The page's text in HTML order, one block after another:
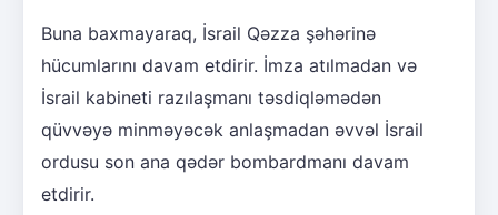
Buna baxmayaraq, İsrail Qəzza şəhərinə
hücumlarını davam etdirir. İmza atılmadan və
İsrail kabineti razılaşmanı təsdiqləmədən
qüvvəyə minməyəcək anlaşmadan əvvəl İsrail
ordusu son ana qədər bombardmanı davam
etdirir.